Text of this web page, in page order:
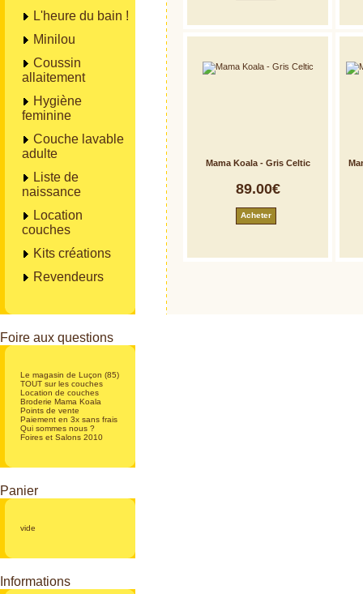
L'heure du bain !
Minilou
Coussin
allaitement
Hygiène
feminine
Couche lavable
adulte
Liste de
naissance
Location
couches
Kits créations
Revendeurs
Foire aux questions
Le magasin de Luçon (85)
TOUT sur les couches
Location de couches
Broderie Mama Koala
Points de vente
Paiement en 3x sans frais
Qui sommes nous ?
Foires et Salons 2010
Panier
vide
Informations
Mama Koala - Gris Celtic
89.00€
Acheter